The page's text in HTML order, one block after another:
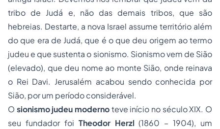
tribo de Judá e, não das demais tribos, que são
hebreias. Destarte, a nova Israel assume território além
do que era de Judá, que é o que deu origem ao termo
judeu e que sustenta o sionismo. Sionismo vem de Sião
(elevado), que deu nome ao monte Sião, onde reinava
o Rei Davi. Jerusalém acabou sendo conhecida por
Sião, por um período considerável.
O sionismo judeu modernoteve início no século XIX. O
seu fundador foi Theodor Herzl (1860 – 1904), um